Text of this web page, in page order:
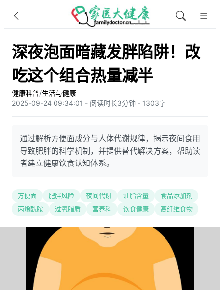
深夜泡面暗藏发胖陷阱！改
吃这个组合热量减半
健康科普/生活与健康
2025-09-24 09:34:01 - 阅读时长3分钟 - 1303字
通过解析方便面成分与人体代谢规律，揭示夜间食用
导致肥胖的科学机制，并提供替代解决方案，帮助读
者建立健康饮食认知体系。
方便面 肥胖风险 夜间代谢 油脂含量
食品添加剂
丙烯酰胺
过氧脂质 营养科 饮食健康 高纤维食物